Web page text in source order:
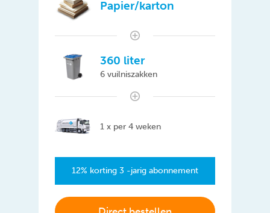
Papier/karton
360 liter
6 vuilniszakken
1 x per 4 weken
12% korting 3 -jarig abonnement